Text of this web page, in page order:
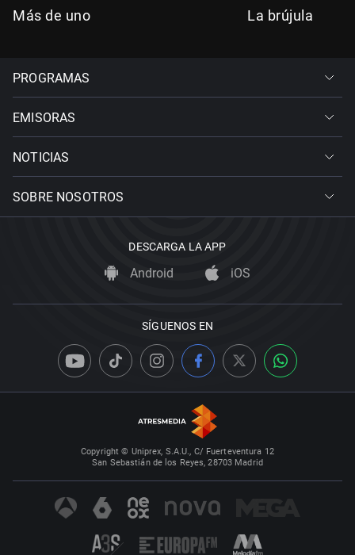
Más de uno La brújula
PROGRAMAS
EMISORAS
NOTICIAS
SOBRE NOSOTROS
DESCARGA LA APP
Android iOS
SÍGUENOS EN
Copyright © Uniprex, S.A.U., C/ Fuerteventura 12
San Sebastián de los Reyes, 28703 Madrid